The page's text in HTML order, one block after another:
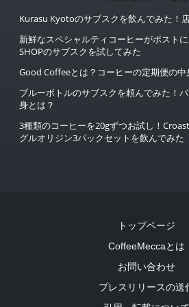
Kurasu Kyotoのサブスクを飲んでみた！
新鮮なスペシャルティコーヒーがポストに
SHOPのサブスクを試してみた
Good Coffeeとは？コーヒーの定期便の中
ブルーボトルのサブスクを頼んでみた！
身とは？
3種類のコーヒーを20gずつお試し！
グルオリジン3パックセットを飲んでみた
トップページ
CoffeeMeccaとは
お問い合わせ
プレスリリースの送